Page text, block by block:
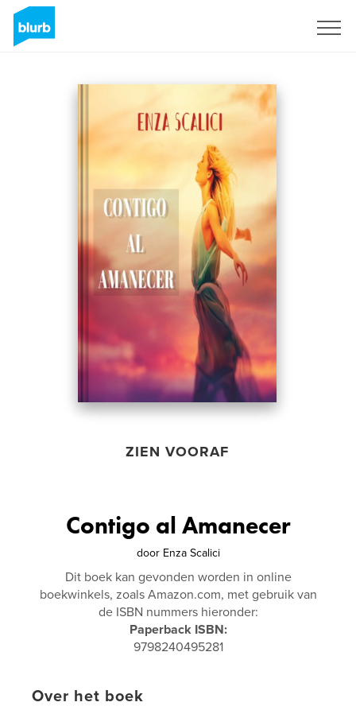
ZIEN VOORAF
Contigo al Amanecer
door Enza Scalici
Dit boek kan gevonden worden in online
boekwinkels, zoals Amazon.com, met gebruik van
de ISBN nummers hieronder:
Paperback ISBN:
9798240495281
Over het boek